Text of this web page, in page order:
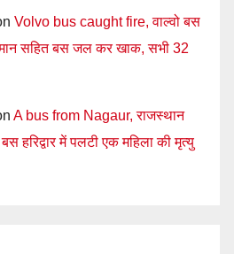
Volvo bus caught fire, वाल्वो बस
सहित बस जल कर खाक, सभी 32
A bus from Nagaur, राजस्थान
बस हरिद्वार में पलटी एक महिला की मृत्यु